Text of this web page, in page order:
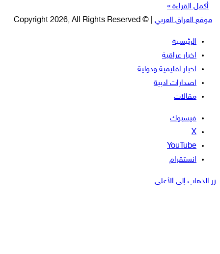
أكمل القراءة »
موقع العراق العربي | © Copyright 2026, All Rights Reserved
الرئيسية
اخبار عراقية
اخبار اقليمية ودولية
اصدارات ادبية
مقالات
فيسبوك
‫X
‫YouTube
انستقرام
زر الذهاب إلى الأعلى